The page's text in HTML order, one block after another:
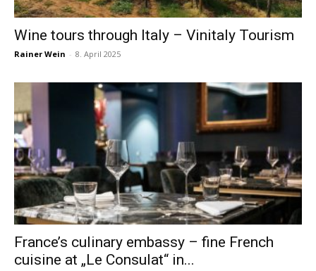
Wine tours through Italy – Vinitaly Tourism
Rainer Wein - 8. April 2025
France’s culinary embassy – fine French
cuisine at „Le Consulat“ in...